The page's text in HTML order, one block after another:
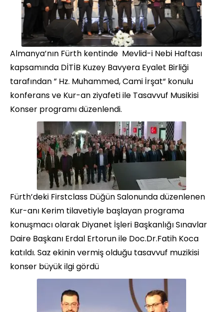
Almanya’nın Fürth kentinde Mevlid-i Nebi Haftası
kapsamında DİTİB Kuzey Bavyera Eyalet Birliği
tarafından ” Hz. Muhammed, Cami İrşat“ konulu
konferans ve Kur-an ziyafeti ile Tasavvuf Musikisi
Konser programı düzenlendi.
Fürth’deki Firstclass Düğün Salonunda düzenlenen
Kur-anı Kerim tilavetiyle başlayan programa
konuşmacı olarak Diyanet İşleri Başkanlığı Sınavlar
Daire Başkanı Erdal Ertorun ile Doc.Dr.Fatih Koca
katıldı. Saz ekinin vermiş olduğu tasavvuf muzikisi
konser büyük ilgi gördü